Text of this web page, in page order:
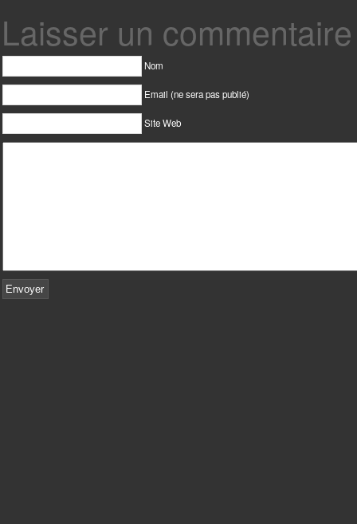
Laisser un commentaire
Nom
Email (ne sera pas publié)
Site Web